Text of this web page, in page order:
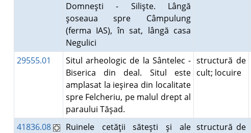
Domneşti - Silişte. Lângă
şoseaua spre Câmpulung
(ferma IAS), în sat, lângă casa
Negulici
29555.01
Situl arheologic de la Sântelec -
Biserica din deal. Situl este
amplasat la ieşirea din localitate
spre Felcheriu, pe malul drept al
paraului Tăşad.
structură de
cult; locuire
41836.08
Ruinele cetăţii săteşti şi ale structură de